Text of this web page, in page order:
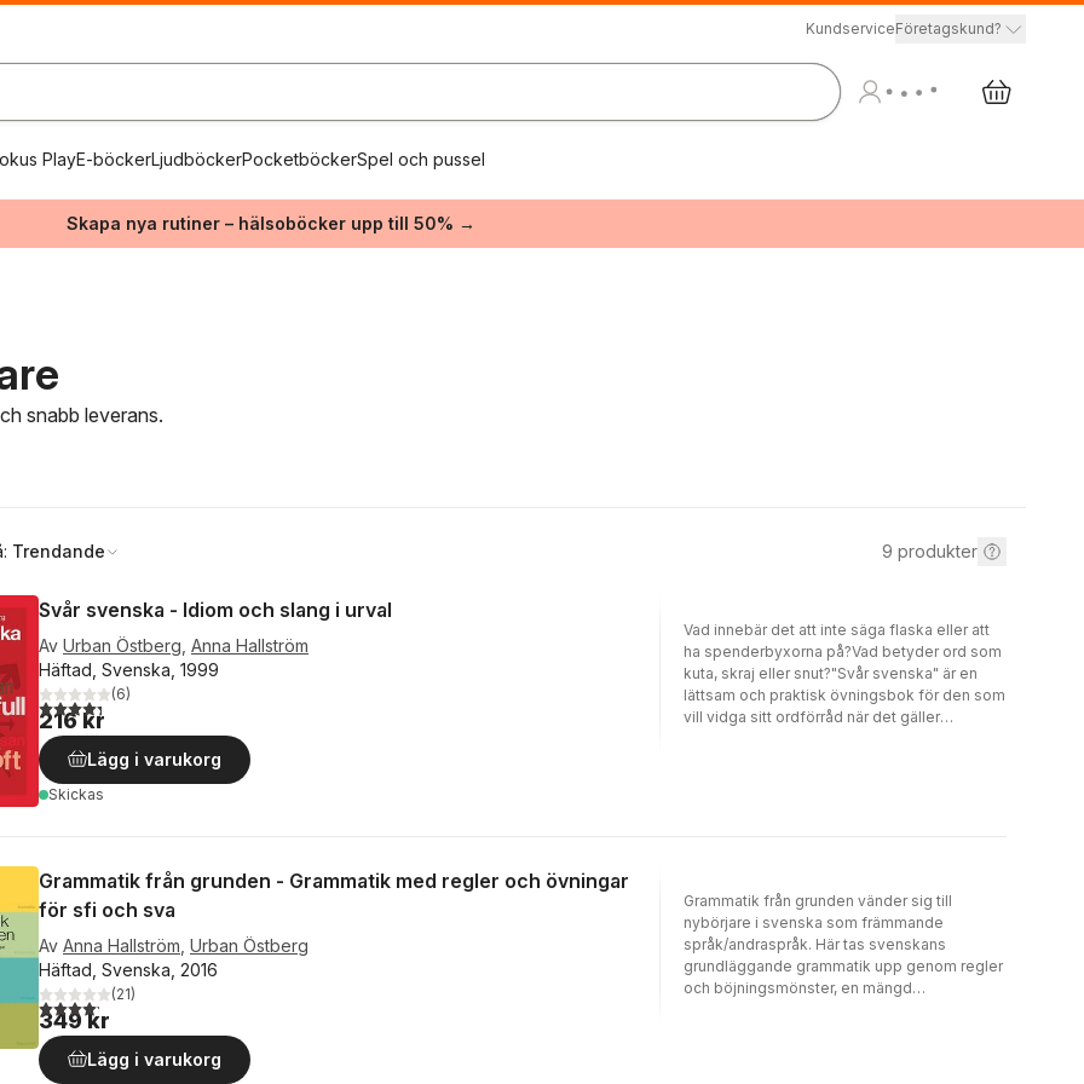
KundserviceFöretagskund?
PlayE-böckerLjudböckerPocketböckerSpel och pussel
Skapa nya rutiner – hälsoböcker upp till 50% →
snabb leverans.
Trendande 9 produkter
Svår svenska - Idiom och slang i urval
Av Urban Östberg Anna Hallström
Häftad, Svenska, 1999
4,3utav 5 stjärnor. Totalt antal röster:
(6)
216 kr
Lägg i varukorg
Skickas
Vad innebär det att inte säga flaska eller att
ha spenderbyxorna på?Vad betyder ord som
kuta, skraj eller snut?"Svår svenska" är en
lättsam och praktisk övningsbok för den som
vill vidga sitt ordförråd när det gäller
över samtliga idiom och slangord, vilket gör
att boken dessutom kan fungera som en
användbar ordlista.
Grammatik från grunden - Grammatik med regler och övningar
för sfi och sva
Av Anna Hallström Urban Östberg
Häftad, Svenska, 2016
4,2utav 5 stjärnor. Totalt antal röster:
(21)
349 kr
Lägg i varukorg
Grammatik från grunden vänder sig till
nybörjare i svenska som främmande
språk/andraspråk. Här tas svenskans
grundläggande grammatik upp genom regler
och böjningsmönster, en mängd